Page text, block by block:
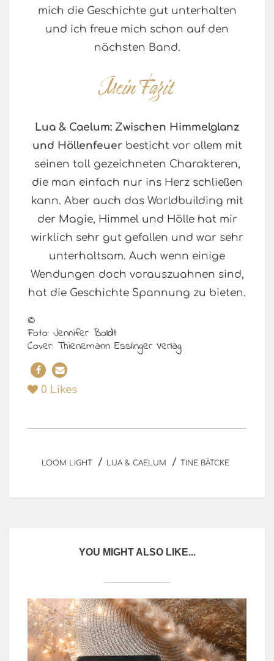
mich die Geschichte gut unterhalten
und ich freue mich schon auf den
nächsten Band.
Lua & Caelum: Zwischen Himmelglanz
und Höllenfeuerbesticht vor allem mit
seinen toll gezeichneten Charakteren,
die man einfach nur ins Herz schließen
kann. Aber auch das Worldbuilding mit
der Magie, Himmel und Hölle hat mir
wirklich sehr gut gefallen und war sehr
unterhaltsam. Auch wenn einige
Wendungen doch vorauszuahnen sind,
hat die Geschichte Spannung zu bieten.
©
Foto: Jennifer Boldt
Cover: Thienemann Esslinger Verlag
0 Likes
LOOM LIGHT / LUA & CAELUM / TINE BÄTCKE
YOU MIGHT ALSO LIKE...